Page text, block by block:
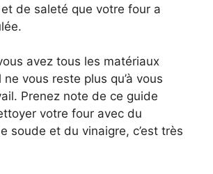
de saleté que votre four a
avez tous les matériaux
vous reste plus qu’à vous
Prenez note de ce guide
votre four avec du
soude et du vinaigre, c’est très